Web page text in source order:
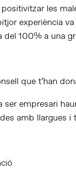
les
experiència
del 100% a una
que t’han
ser empresari
amb llargues i